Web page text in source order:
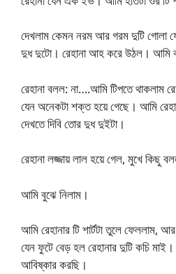
দেখলাম কেমন নরম আর গরম দুটি গোলা
দুধ দুটো। রেহানা আহ করে উঠল। আমি
রেহানা বলল: না….আমি টিপতে থাকলাম
যেন অনেকটা শক্ত হয়ে গেছে। আমি
দেখতে দিবি তোর দুধ দুইটা।
রেহানা লজ্জায় লাল হয়ে গেল, মুখে কিছু
আমি বুঝে নিলাম।
আমি রেহানার টি শার্টটা তুলে ফেললাম,
যেন ফুটে বেড় হল রেহানার দুটি কচি
আবিষ্কার করছি।